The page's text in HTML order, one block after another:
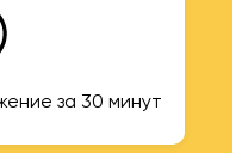
за 30 минут